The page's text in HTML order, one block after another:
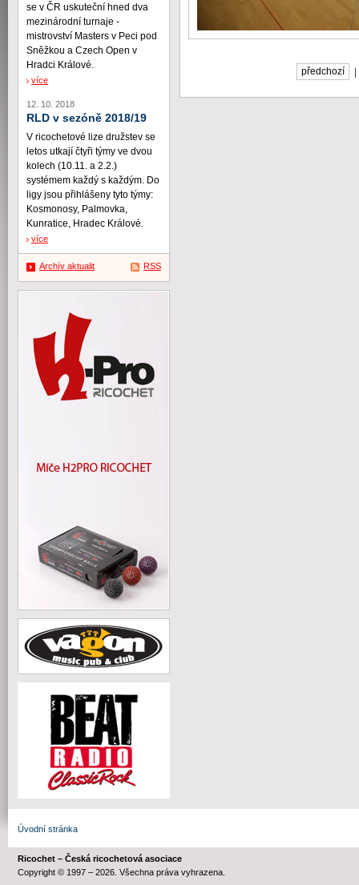
předchozí
se v ČR uskuteční hned dva
mezinárodní turnaje -
mistrovství Masters v Peci pod
Sněžkou a Czech Open v
Hradci Králové.
více
12. 10. 2018
RLD v sezóně 2018/19
V ricochetové lize družstev se
letos utkají čtyři týmy ve dvou
kolech (10.11. a 2.2.)
systémem každý s každým. Do
ligy jsou přihlášeny tyto týmy:
Kosmonosy, Palmovka,
Kunratice, Hradec Králové.
více
Archív aktualit RSS
Úvodní stránka
Ricochet – Česká ricochetová asociace
Copyright © 1997 – 2026. Všechna práva vyhrazena.